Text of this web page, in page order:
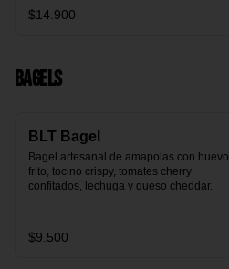
mermelada de arándanos y granola
receta exclusiva The Breakfast, porción
$14.900
Bagels
BLT Bagel
Bagel artesanal de amapolas con huevo
frito, tocino crispy, tomates cherry
confitados, lechuga y queso cheddar.
$9.500